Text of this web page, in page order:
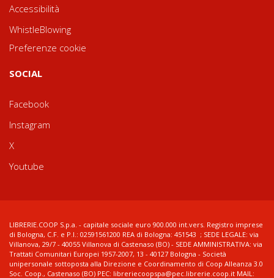
Accessibilità
WhistleBlowing
Preferenze cookie
SOCIAL
Facebook
Instagram
X
Youtube
LIBRERIE.COOP S.p.a. - capitale sociale euro 900.000 int.vers. Registro imprese
di Bologna, C.F. e P.I.: 02591561200 REA di Bologna: 451543 ; SEDE LEGALE: via
Villanova, 29/7 - 40055 Villanova di Castenaso (BO) - SEDE AMMINISTRATIVA: via
Trattati Comunitari Europei 1957-2007, 13 - 40127 Bologna - Società
unipersonale sottoposta alla Direzione e Coordinamento di Coop Alleanza 3.0
Soc. Coop., Castenaso (BO) PEC: libreriecoopspa@pec.librerie.coop.it MAIL: